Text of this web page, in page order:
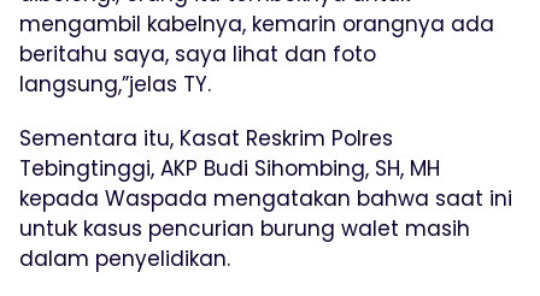
mengambil kabelnya, kemarin orangnya ada
beritahu saya, saya lihat dan foto
langsung,”jelas TY.
Sementara itu, Kasat Reskrim Polres
Tebingtinggi, AKP Budi Sihombing, SH, MH
kepada Waspada mengatakan bahwa saat ini
untuk kasus pencurian burung walet masih
dalam penyelidikan.